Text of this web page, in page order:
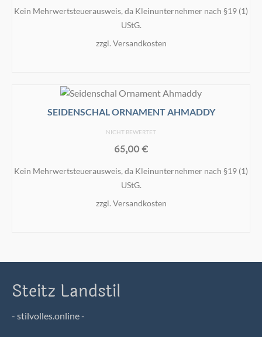
Kein Mehrwertsteuerausweis, da Kleinunternehmer nach §19 (1)
UStG.
zzgl. Versandkosten
SEIDENSCHAL ORNAMENT AHMADDY
NICHT BEWERTET
65,00€
Kein Mehrwertsteuerausweis, da Kleinunternehmer nach §19 (1)
UStG.
zzgl. Versandkosten
Steitz Landstil
- stilvolles.online -